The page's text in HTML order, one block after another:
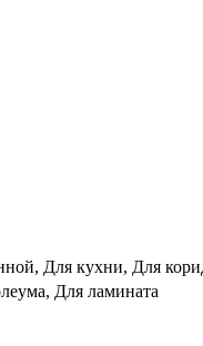
Для кухни, Для
Для ламината